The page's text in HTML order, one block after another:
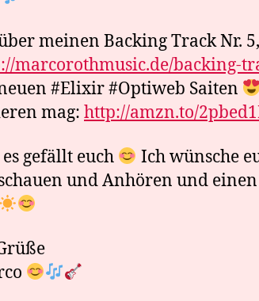
meinen Backing Track Nr.
marcorothmusic.de/backing-
#Elixir #Optiweb Saiten
mag: http://amzn.to/
gefällt euch
Ich wünsche
und Anhören und